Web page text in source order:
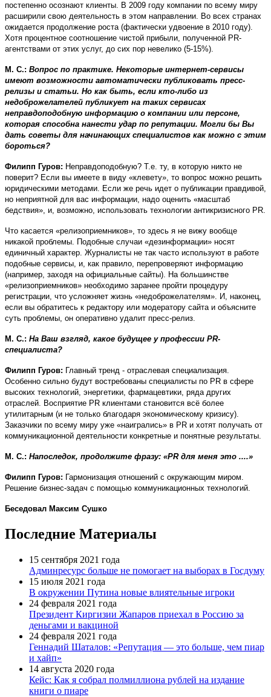
постепенно осознают клиенты. В 2009 году компании по всему миру
расширили свою деятельность в этом направлении. Во всех странах
ожидается продолжение роста (фактически удвоение в 2010 году).
Хотя процентное соотношение чистой прибыли, полученной PR-
агентствами от этих услуг, до сих пор невелико (5-15%).
М. С.: Вопрос по практике. Некоторые интернет-сервисы
имеют возможности автоматически публиковать пресс-
релизы и статьи. Но как быть, если кто-либо из
недоброжелателей публикует на таких сервисах
неправдоподобную информацию о компании или персоне,
которая способна нанести удар по репутации. Могли бы Вы
дать советы для начинающих специалистов как можно с этим
бороться?
Филипп Гуров: Неправдоподобную? Т.е. ту, в которую никто не
поверит? Если вы имеете в виду «клевету», то вопрос можно решить
юридическими методами. Если же речь идет о публикации правдивой,
но неприятной для вас информации, надо оценить «масштаб
бедствия», и, возможно, использовать технологии антикризисного PR.
Что касается «релизоприемников», то здесь я не вижу вообще
никакой проблемы. Подобные случаи «дезинформации» носят
единичный характер. Журналисты не так часто используют в работе
подобные сервисы, и, как правило, перепроверяют информацию
(например, заходя на официальные сайты). На большинстве
«релизоприемников» необходимо заранее пройти процедуру
регистрации, что усложняет жизнь «недоброжелателям». И, наконец,
если вы обратитесь к редактору или модератору сайта и объясните
суть проблемы, он оперативно удалит пресс-релиз.
М. С.: На Ваш взгляд, какое будущее у профессии PR-
специалиста?
Филипп Гуров: Главный тренд - отраслевая специализация.
Особенно сильно будут востребованы специалисты по PR в сфере
высоких технологий, энергетики, фармацевтики, ряда других
отраслей. Восприятие PR клиентами становится всё более
утилитарным (и не только благодаря экономическому кризису).
Заказчики по всему миру уже «наигрались» в PR и хотят получать от
коммуникационной деятельности конкретные и понятные результаты.
М. С.: Напоследок, продолжите фразу: «PR для меня это ....»
Филипп Гуров: Гармонизация отношений с окружающим миром.
Решение бизнес-задач с помощью коммуникационных технологий.
Беседовал Максим Сушко
Последние Материалы
15 сентября 2021 года
Админресурс больше не помогает на выборах в Госдуму
15 июля 2021 года
В окружении Путина новые влиятельные игроки
24 февраля 2021 года
Президент Киргизии Жапаров приехал в Россию за
деньгами и вакциной
24 февраля 2021 года
Геннадий Шаталов: «Репутация — это больше, чем пиар
и хайп»
14 августа 2020 года
Кейс: Как я собрал полмиллиона рублей на издание
книги о пиаре